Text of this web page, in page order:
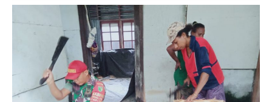
comments